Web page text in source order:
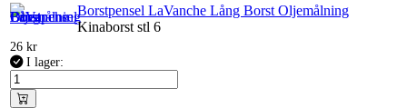
Borstpensel LaVanche Lång Borst Oljemålning
Kinaborst stl 6
26 kr
I lager: